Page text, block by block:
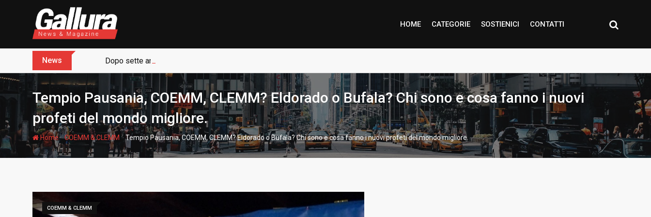
c
n
t
HOME CATEGORIE SOSTIENICI CONTATTI
News Dopo sette anni arriva l’assoluzione piena per Marco Inzaino
Tempio Pausania, COEMM, CLEMM? Eldorado o Bufala? Chi sono e cosa fanno i nuovi
profeti del mondo migliore.
Home-COEMM & CLEMM -Tempio Pausania, COEMM, CLEMM? Eldorado o Bufala? Chi sono e cosa fanno i nuovi profeti del mondo migliore.
COEMM & CLEMM